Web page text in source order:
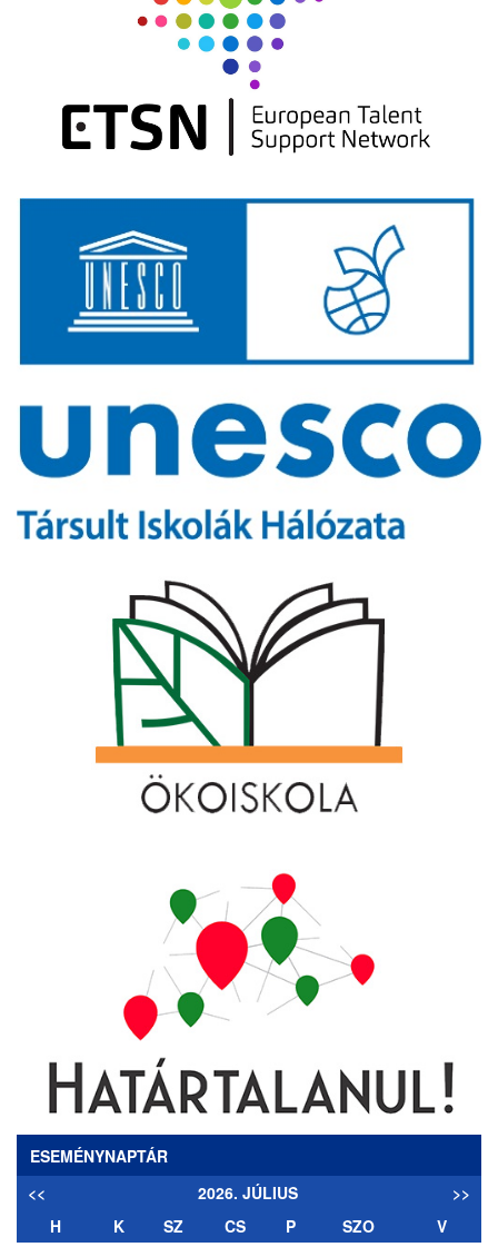
ESEMÉNYNAPTÁR
<<
2026. JÚLIUS
>>
H
K SZ CS P SZO V